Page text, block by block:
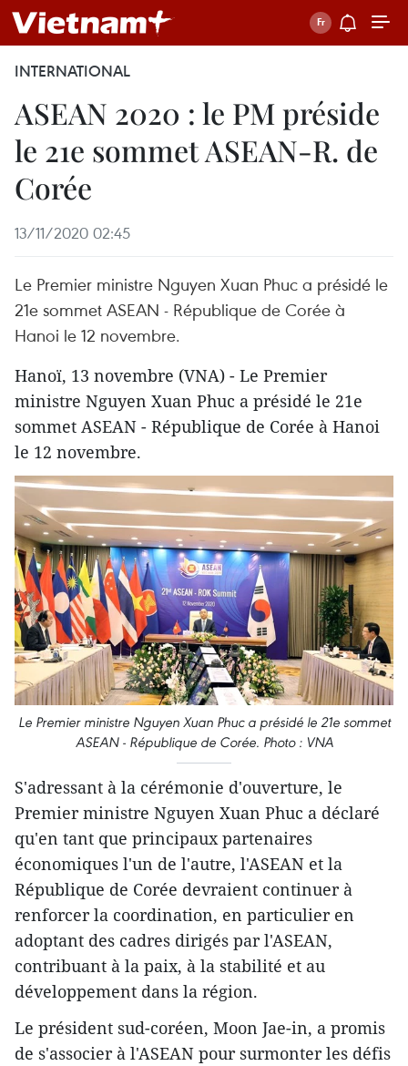
INTERNATIONAL
ASEAN 2020 : le PM préside
le 21e sommet ASEAN-R. de
Corée
13/11/2020 02:45
Le Premier ministre Nguyen Xuan Phuc a présidé le
21e sommet ASEAN - République de Corée à
Hanoi le 12 novembre.
Hanoï, 13 novembre (VNA) - Le Premier
ministre Nguyen Xuan Phuc a présidé le 21e
sommet ASEAN - République de Corée à Hanoi
le 12 novembre.
Le Premier ministre Nguyen Xuan Phuc a présidé le 21e sommet
ASEAN - République de Corée. Photo : VNA
S'adressant à la cérémonie d'ouverture, le
Premier ministre Nguyen Xuan Phuc a déclaré
qu'en tant que principaux partenaires
économiques l'un de l'autre, l'ASEAN et la
République de Corée devraient continuer à
renforcer la coordination, en particulier en
adoptant des cadres dirigés par l'ASEAN,
contribuant à la paix, à la stabilité et au
développement dans la région.
Le président sud-coréen, Moon Jae-in, a promis
de s'associer à l'ASEAN pour surmonter les défis